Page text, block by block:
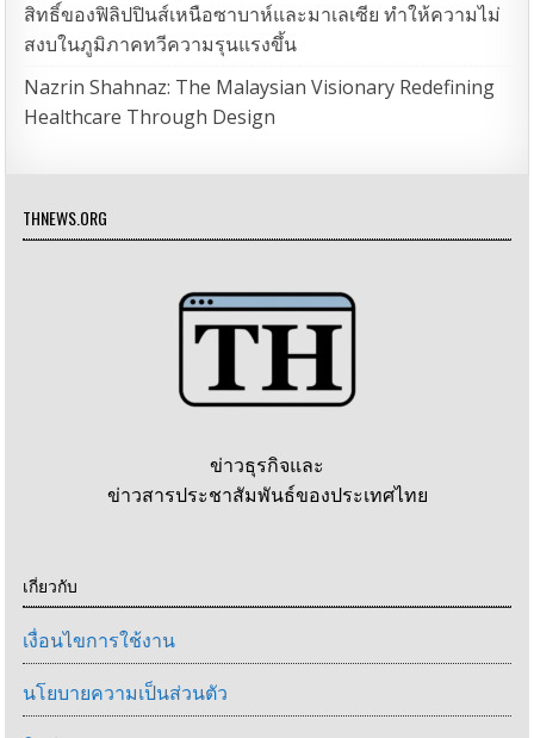
สิทธิ์ของฟิลิปปินส์เหนือซาบาห์และมาเลเซีย ทำให้ความไม่
สงบในภูมิภาคทวีความรุนแรงขึ้น
Nazrin Shahnaz: The Malaysian Visionary Redefining
Healthcare Through Design
THNEWS.ORG
ข่าวธุรกิจและ
ข่าวสารประชาสัมพันธ์ของประเทศไทย
เกี่ยวกับ
เงื่อนไขการใช้งาน
นโยบายความเป็นส่วนตัว